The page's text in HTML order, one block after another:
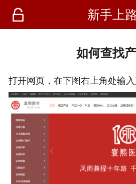
 新手上
如何查找
打开网页，在下图右上角处输入